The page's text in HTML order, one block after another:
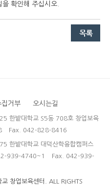
확인해 주십시오.
집거부 오시는길
한밭대학교 S5동 708호 창업보육
Fax. 042-828-8416
한밭대학교 대덕산학융합캠퍼스
939-4740~1
Fax. 042-939-
창업보육센터. ALL RIGHTS